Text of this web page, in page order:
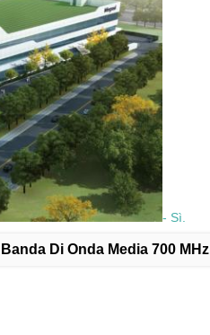
- Sì.
Di Onda Media 700 MHz